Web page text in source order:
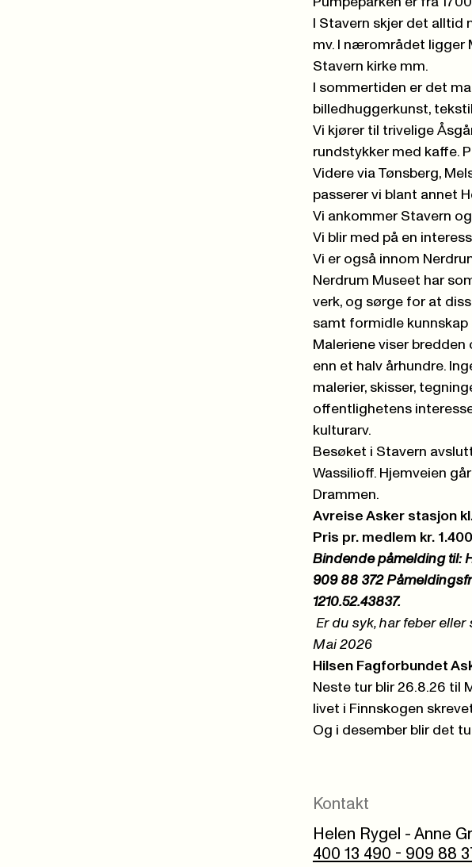
I Stavern skjer det
mv. I nærområdet ligger
Stavern kirke mm.
I sommertiden er det
billedhuggerkunst,
Vi kjører til trivelige
rundstykker med kaffe.
Videre via Tønsberg,
passerer vi blant annet
Vi ankommer Stavern
Vi blir med på en
Vi er også innom
Nerdrum Museet har
verk, og sørge for at
samt formidle kunnskap
Maleriene viser
enn et halv århundre.
malerier, skisser,
offentlighetens
kulturarv.
Besøket i Stavern
Wassilioff. Hjemveien
Drammen.
Avreise Asker stasjon
Pris pr. medlem kr.
Bindende påmelding
909 88 372
1210.52.43837.
Er du syk, har feber
Mai 2026
Hilsen Fagforbundet
Neste tur blir 26.8.26 til
livet i Finnskogen
Og i desember blir det
Kontakt
Helen Rygel - Anne
400 13 490 - 909 88